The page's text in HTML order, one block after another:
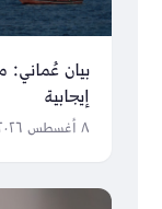
بيان
إيجابية
٨ أغسطس ٢٠٢٦